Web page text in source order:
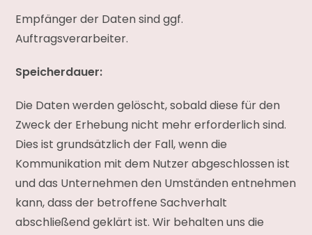
Empfänger der Daten sind ggf.
Auftragsverarbeiter.
Speicherdauer:
Die Daten werden gelöscht, sobald diese für den
Zweck der Erhebung nicht mehr erforderlich sind.
Dies ist grundsätzlich der Fall, wenn die
Kommunikation mit dem Nutzer abgeschlossen ist
und das Unternehmen den Umständen entnehmen
kann, dass der betroffene Sachverhalt
abschließend geklärt ist. Wir behalten uns die